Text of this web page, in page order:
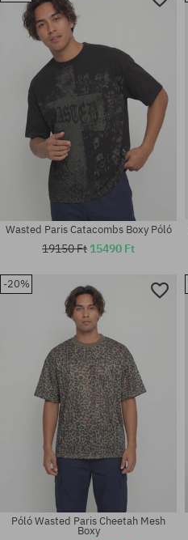
Wasted Paris Catacombs Boxy Póló
19150 Ft 15490 Ft
-20%
Póló Wasted Paris Cheetah Mesh
Boxy